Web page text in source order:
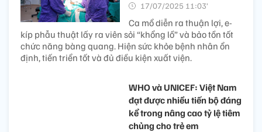
17/07/2025 11:03’
Ca mổ diễn ra thuận lợi, e-
kíp phẫu thuật lấy ra viên sỏi “khổng lồ” và bảo tồn tốt
chức năng bàng quang. Hiện sức khỏe bệnh nhân ổn
định, tiến triển tốt và đủ điều kiện xuất viện.
WHO và UNICEF: Việt Nam
đạt được nhiều tiến bộ đáng
kể trong nâng cao tỷ lệ tiêm
chủng cho trẻ em